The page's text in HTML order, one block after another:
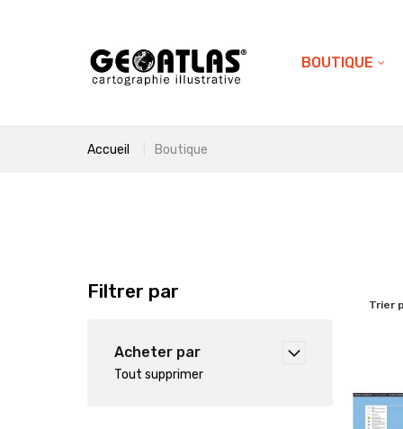
BOUTIQUE
Accueil Boutique
Trier
Filtrer par
Acheter par
Tout supprimer